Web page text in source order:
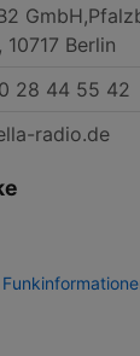
Berlin
28 44 55 42
radio.de